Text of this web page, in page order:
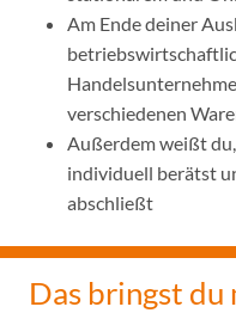
Am Ende deiner
verschiedenen
Außerdem weißt
individuell berätst
abschließt
Das bringst du